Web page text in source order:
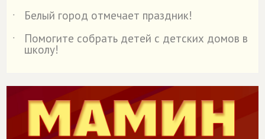
˙
Белый город отмечает праздник!
˙
Помогите собрать детей с детских домов в
школу!